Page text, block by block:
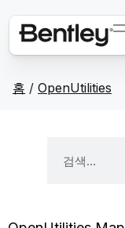
홈 / OpenUtilities